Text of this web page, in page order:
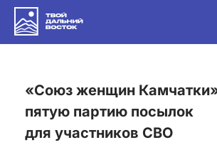
«Союз женщин Камчатки» готовит
пятую партию посылок
для участников СВО